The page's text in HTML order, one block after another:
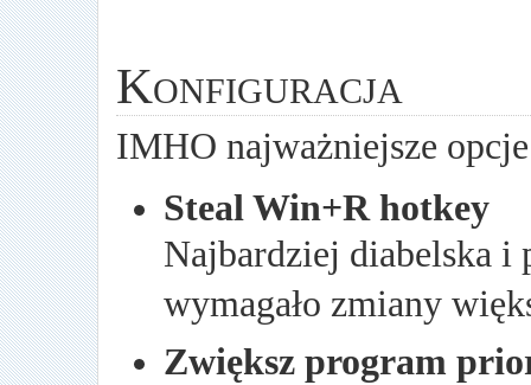
Konfiguracja
IMHO najważniejsze
Steal Win+R hotkey
Najbardziej diabelska i
wymagało zmiany
Zwiększ program